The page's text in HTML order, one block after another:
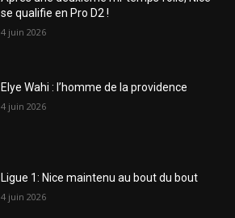
se qualifie en Pro D2 !
4 juin 2026
Elye Wahi : l’homme de la providence
4 juin 2026
Ligue 1: Nice maintenu au bout du bout
4 juin 2026